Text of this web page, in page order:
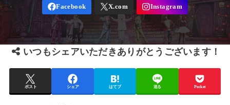
いつもシェアいただきありがとうございます！
ポスト シェア はてブ 送る Pocket